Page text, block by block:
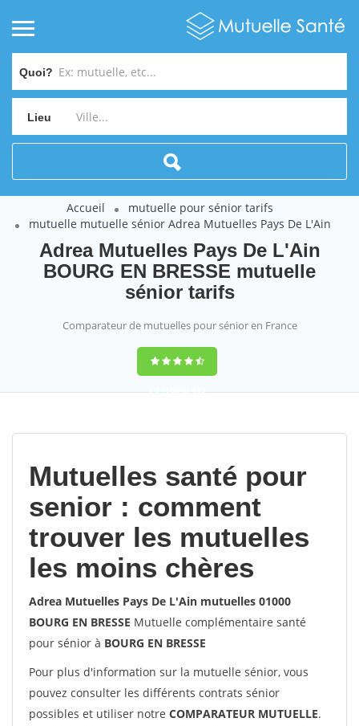
Quoi?
Lieu
Accueil
mutuelle pour sénior tarifs
mutuelle mutuelle sénior Adrea Mutuelles Pays De L'Ain
Adrea Mutuelles Pays De L'Ain
BOURG EN BRESSE mutuelle
sénior tarifs
Comparateur de mutuelles pour sénior en France
9,2(100%)452
Mutuelles santé pour
senior : comment
trouver les mutuelles
les moins chères
Adrea Mutuelles Pays De L'Ain mutuelles 01000
BOURG EN BRESSE Mutuelle complémentaire santé
pour sénior à BOURG EN BRESSE
Pour plus d'information sur la mutuelle sénior, vous
pouvez consulter les différents contrats sénior
possibles et utiliser notre COMPARATEUR MUTUELLE.